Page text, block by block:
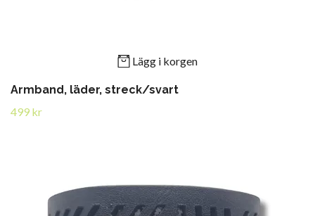
Lägg i korgen
Armband, läder, streck/svart
499 kr